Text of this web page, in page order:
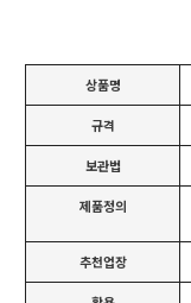
상품명
규격
보관법
제품정의
추천업장